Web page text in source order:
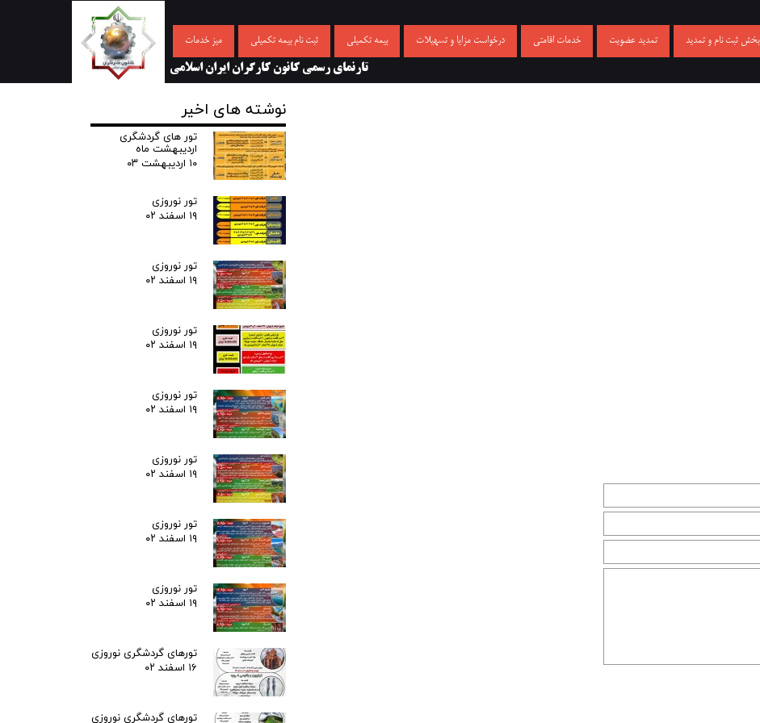
بخش ثبت نام و تمدید تمدید عضویت خدمات اقامتی درخواست مزایا و تسهیلات بیمه تکمیلی ثبت نام بیمه تکمیلی میز خدمات
تارنمای رسمی کانون کارگران ایران اسلامی
نوشته های اخیر
تور های گردشگری
اردیبهشت ماه
۱۰ اردیبهشت ۰۳
تور نوروزی
۱۹ اسفند ۰۲
تور نوروزی
۱۹ اسفند ۰۲
تور نوروزی
۱۹ اسفند ۰۲
تور نوروزی
۱۹ اسفند ۰۲
تور نوروزی
۱۹ اسفند ۰۲
تور نوروزی
۱۹ اسفند ۰۲
تور نوروزی
۱۹ اسفند ۰۲
تورهای گردشگری نوروزی
۱۶ اسفند ۰۲
تورهای گردشگری نوروزی